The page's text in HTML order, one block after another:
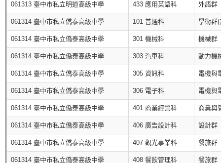
061313 臺中市私立明道高級中學 433 應用英語科 外語群
061314 臺中市私立僑泰高級中學 101 普通科 學術群
061314 臺中市私立僑泰高級中學 301 機械科 機械群
061314 臺中市私立僑泰高級中學 303 汽車科 動力機
061314 臺中市私立僑泰高級中學 305 資訊科 電機與
061314 臺中市私立僑泰高級中學 306 電子科 電機與
061314 臺中市私立僑泰高級中學 401 商業經營科 商業與
061314 臺中市私立僑泰高級中學 406 廣告設計科 設計群
061314 臺中市私立僑泰高級中學 407 觀光事業科 餐旅群
061314 臺中市私立僑泰高級中學 408 餐飲管理科 餐旅群